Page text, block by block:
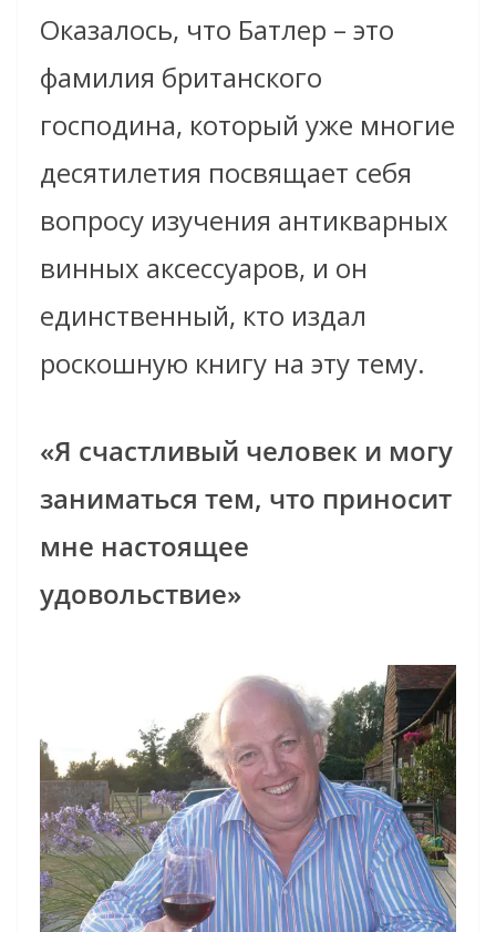
Оказалось, что Батлер – это
фамилия британского
господина, который уже многие
десятилетия посвящает себя
вопросу изучения антикварных
винных аксессуаров, и он
единственный, кто издал
роскошную книгу на эту тему.
«Я счастливый человек и могу
заниматься тем, что приносит
мне настоящее
удовольствие»